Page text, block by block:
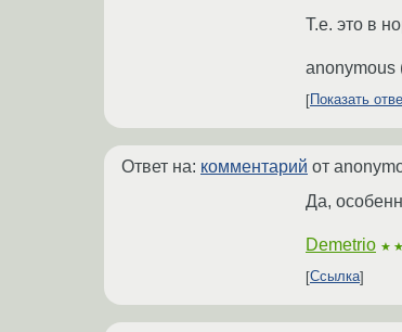
Т.е. это в
anonymous
Показать
Ответ на: комментарий от
Да,
Demetrio
Ссылка